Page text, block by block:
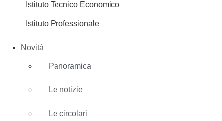
Istituto Tecnico Economico
Istituto Professionale
Novità
Panoramica
Le notizie
Le circolari